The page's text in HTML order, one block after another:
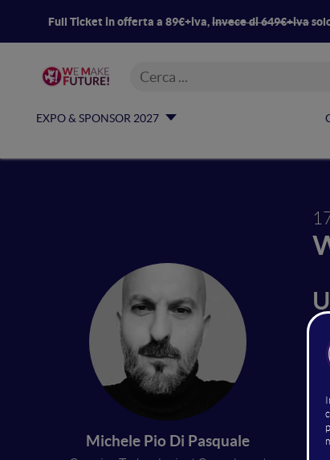
Full Ticket in offerta a 89€+iva,invece di 649€+iva
EXPO & SPONSOR 2027
Michele Pio Di Pasquale